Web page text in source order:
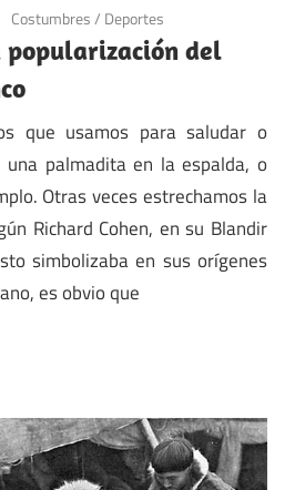
Costumbres/ Deportes
del
que usamos para saludar o
palmadita en la espalda, o
Otras veces estrechamos la
Richard Cohen, en su Blandir
simbolizaba en sus orígenes
es obvio que